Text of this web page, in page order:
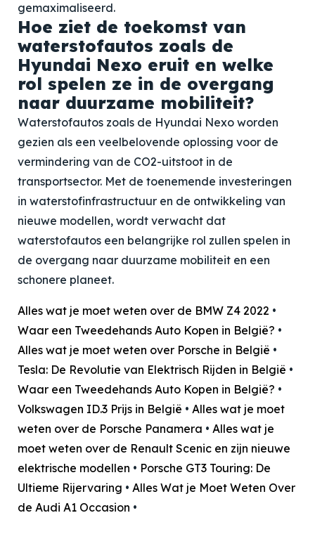
gemaximaliseerd.
Hoe ziet de toekomst van
waterstofautos zoals de
Hyundai Nexo eruit en welke
rol spelen ze in de overgang
naar duurzame mobiliteit?
Waterstofautos zoals de Hyundai Nexo worden
gezien als een veelbelovende oplossing voor de
vermindering van de CO2-uitstoot in de
transportsector. Met de toenemende investeringen
in waterstofinfrastructuur en de ontwikkeling van
nieuwe modellen, wordt verwacht dat
waterstofautos een belangrijke rol zullen spelen in
de overgang naar duurzame mobiliteit en een
schonere planeet.
Alles wat je moet weten over de BMW Z4 2022 •
Waar een Tweedehands Auto Kopen in België? •
Alles wat je moet weten over Porsche in België •
Tesla: De Revolutie van Elektrisch Rijden in België •
Waar een Tweedehands Auto Kopen in België? •
Volkswagen ID.3 Prijs in België • Alles wat je moet
weten over de Porsche Panamera • Alles wat je
moet weten over de Renault Scenic en zijn nieuwe
elektrische modellen • Porsche GT3 Touring: De
Ultieme Rijervaring • Alles Wat je Moet Weten Over
de Audi A1 Occasion •